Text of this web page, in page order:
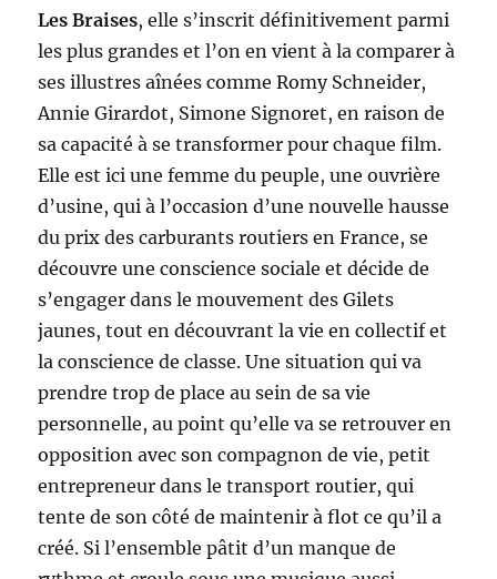
Les Braises, elle s’inscrit définitivement parmi
les plus grandes et l’on en vient à la comparer à
ses illustres aînées comme Romy Schneider,
Annie Girardot, Simone Signoret, en raison de
sa capacité à se transformer pour chaque film.
Elle est ici une femme du peuple, une ouvrière
d’usine, qui à l’occasion d’une nouvelle hausse
du prix des carburants routiers en France, se
découvre une conscience sociale et décide de
s’engager dans le mouvement des Gilets
jaunes, tout en découvrant la vie en collectif et
la conscience de classe. Une situation qui va
prendre trop de place au sein de sa vie
personnelle, au point qu’elle va se retrouver en
opposition avec son compagnon de vie, petit
entrepreneur dans le transport routier, qui
tente de son côté de maintenir à flot ce qu’il a
créé. Si l’ensemble pâtit d’un manque de